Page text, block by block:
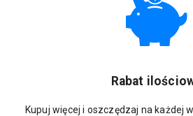
Rabat
Kupuj więcej i oszczędzaj na każdej